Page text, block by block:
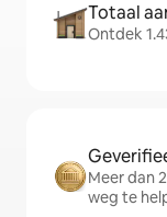
Totaal
Ontdek
Meer dan
weg te